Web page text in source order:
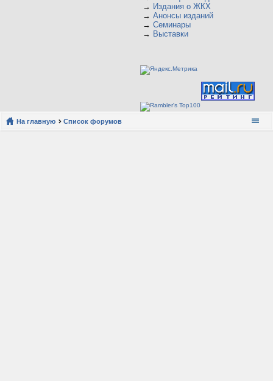
→ Издания о ЖКХ
→ Анонсы изданий
→ Семинары
→ Выставки
На главную Список форумов